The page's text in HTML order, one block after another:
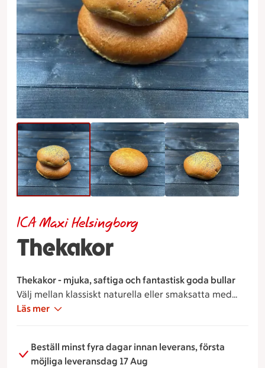
Thekakor
ICA Maxi Helsingborg
Thekakor - mjuka, saftiga och fantastisk goda bullar
Välj mellan klassiskt naturella eller smaksatta med
aromatisk kardemumma.
Läs mer
Beställ minst fyra dagar innan leverans, första
möjliga leveransdag 17 Aug